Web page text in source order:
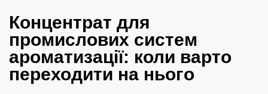
Концентрат для
промислових систем
ароматизації: коли варто
переходити на нього